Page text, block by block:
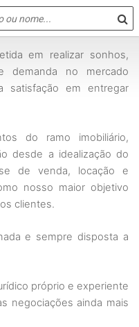
em realizar sonhos,
demanda no mercado
satisfação em entregar
do ramo imobiliário,
desde a idealização do
de venda, locação e
nosso maior objetivo
clientes.
e sempre disposta a
próprio e experiente
negociações ainda mais